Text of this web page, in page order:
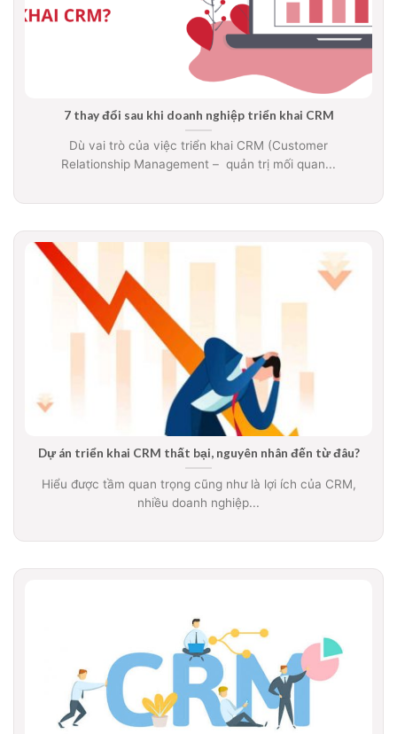
7 thay đổi sau khi doanh nghiệp triển khai CRM
Dù vai trò của việc triển khai CRM (Customer
Relationship Management – quản trị mối quan...
Dự án triển khai CRM thất bại, nguyên nhân đến từ đâu?
Hiểu được tầm quan trọng cũng như là lợi ích của CRM,
nhiều doanh nghiệp...